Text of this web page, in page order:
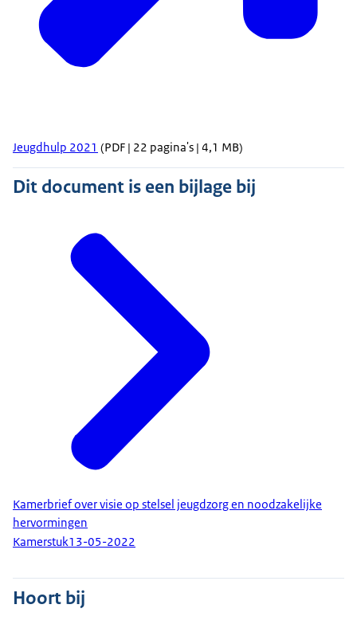
Jeugdhulp 2021 (PDF | 22 pagina's | 4,1 MB)
Dit document is een bijlage bij
Kamerbrief over visie op stelsel jeugdzorg en noodzakelijke
hervormingen
Kamerstuk13-05-2022
Hoort bij